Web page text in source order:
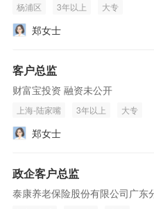
杨浦区 3年以上 大专
郑女士
客户总监
财富宝投资 融资未公开
上海-陆家嘴 3年以上 大专
郑女士
政企客户总监
泰康养老保险股份有限公司广东